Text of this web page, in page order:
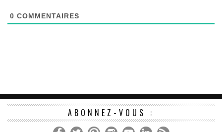
0 COMMENTAIRES
ABONNEZ-VOUS :